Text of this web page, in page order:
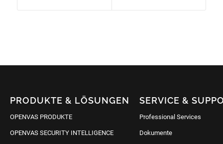
PRODUKTE & LÖSUNGEN
OPENVAS PRODUKTE
OPENVAS SECURITY INTELLIGENCE
SERVICE &
Professional Services
Dokumente